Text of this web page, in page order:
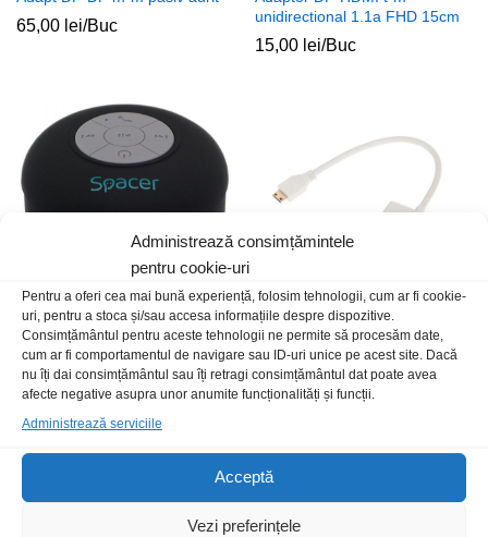
Administrează consimțămintele
pentru cookie-uri
Pentru a oferi cea mai bună experiență, folosim tehnologii, cum ar fi cookie-
uri, pentru a stoca și/sau accesa informațiile despre dispozitive.
Consimțământul pentru aceste tehnologii ne permite să procesăm date,
cum ar fi comportamentul de navigare sau ID-uri unice pe acest site. Dacă
nu îți dai consimțământul sau îți retragi consimțământul dat poate avea
afecte negative asupra unor anumite funcționalități și funcții.
Administrează serviciile
Acceptă
Vezi preferințele
65,00 lei/Buc
unidirectional 1.1a FHD 15cm
15,00 lei/Buc
Boxa portabila Spacer Ducky
BT neagra
34,00lei/Buc
Convertor HDMI mini-
VGA+audio unidirectional 0.2m
79,00lei/Buc